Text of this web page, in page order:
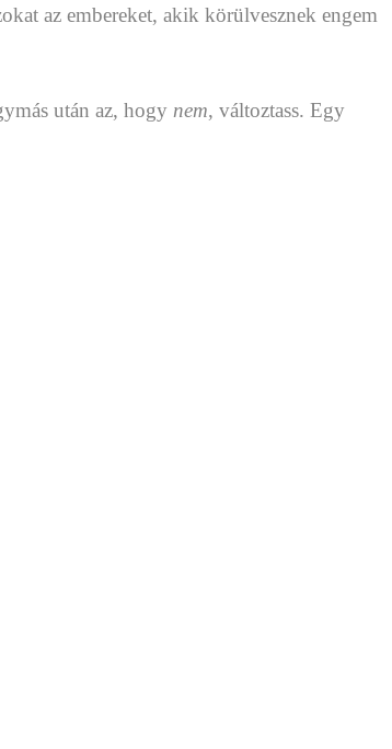
az embereket, akik körülvesznek engem
után az, hogy nem, változtass. Egy